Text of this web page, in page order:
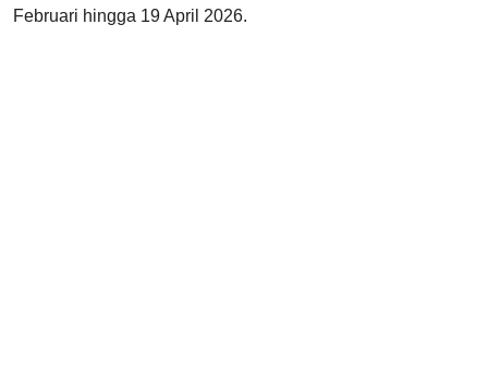
Februari hingga 19 April 2026.